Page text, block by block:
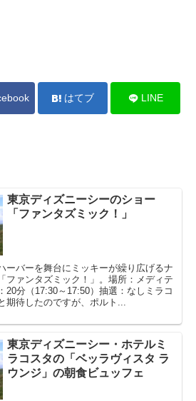
はてブ LINE
東京ディズニーシーのショー
「ファンタズミック！」
ーバーを舞台にミッキーが繰り広げるナ
ファンタズミック！」。場所：メディテ
20分（17:30～17:50）抽選：なしミラコ
期待したのですが、ポルト...
東京ディズニーシー・ホテルミ
ラコスタの「ベッラヴィスタ ラ
ウンジ」の朝食ビュッフェ